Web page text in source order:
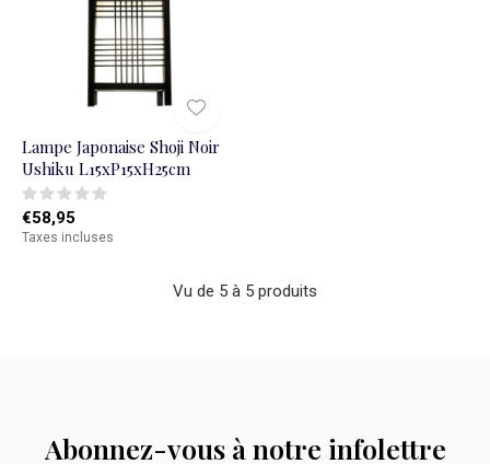
Lampe Japonaise Shoji Noir
Ushiku L15xP15xH25cm
€58,95
Taxes incluses
Vu de 5 à 5 produits
Abonnez-vous à notre infolettre